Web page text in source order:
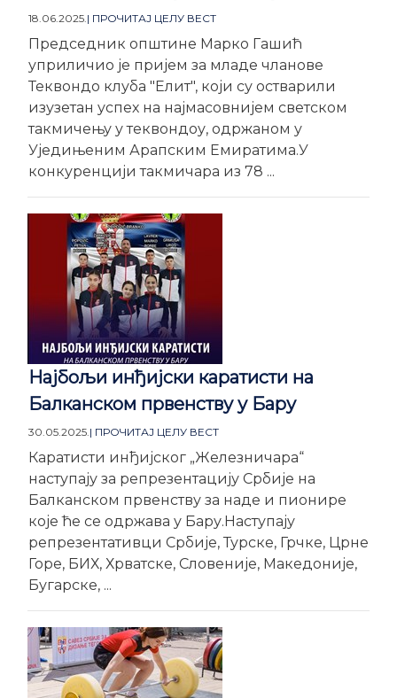
18.06.2025. | ПРОЧИТАЈ ЦЕЛУ ВЕСТ
Председник општине Марко Гашић
уприличио је пријем за младе чланове
Теквондо клуба "Елит", који су остварили
изузетан успех на најмасовнијем светском
такмичењу у теквондоу, одржаном у
Уједињеним Арапским Емиратима.У
конкуренцији такмичара из 78 ...
Најбољи инђијски каратисти на
Балканском првенству у Бару
30.05.2025. | ПРОЧИТАЈ ЦЕЛУ ВЕСТ
Каратисти инђијског „Железничара“
наступају за репрезентацију Србије на
Балканском првенству за наде и пионире
које ће се одржава у Бару.Наступају
репрезентативци Србије, Турске, Грчке, Црне
Горе, БИХ, Хрватске, Словеније, Македоније,
Бугарске, ...